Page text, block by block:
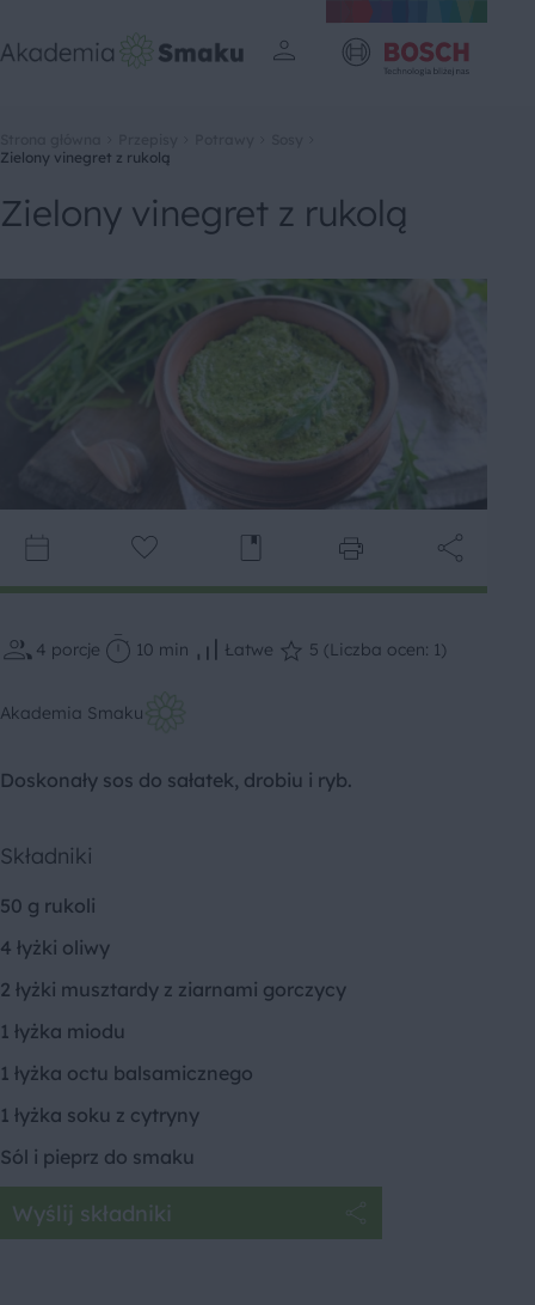
Zielony vinegret z rukolą
Zielony vinegret z rukolą
4 porcje 10 min Łatwe 5 (Liczba ocen: 1)
Akademia Smaku
Doskonały sos do sałatek, drobiu i ryb.
Składniki
50 g rukoli
4 łyżki oliwy
2 łyżki musztardy z ziarnami gorczycy
1 łyżka miodu
1 łyżka octu balsamicznego
1 łyżka soku z cytryny
Sól i pieprz do smaku
Wyślij składniki